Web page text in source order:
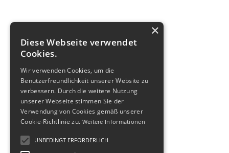
×
Diese Webseite verwendet
Cookies.
Wir verwenden Cookies, um die
Benutzerfreundlichkeit unserer Website zu
verbessern. Durch die weitere Nutzung
unserer Webseite stimmen Sie der
Verwendung von Cookies gemäß unserer
Cookie-Richtlinie zu. Weitere Informationen
UNBEDINGT ERFORDERLICH